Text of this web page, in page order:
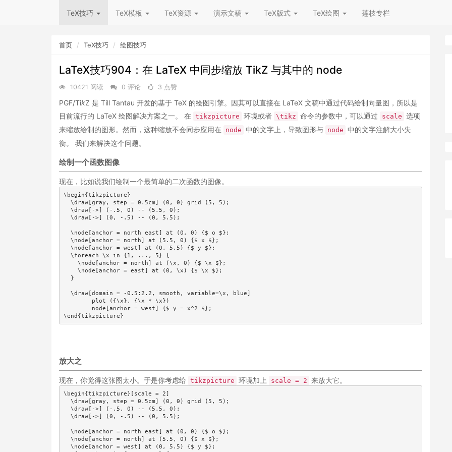
TeX技巧 TeX模板 TeX资源 演示文稿 TeX版式 TeX绘图 莲枝专栏
首页 TeX技巧 绘图技巧
LaTeX技巧904：在 LaTeX 中同步缩放 TikZ 与其中的 node
10421 阅读 0 评论 3 点赞
PGF/TikZ 是 Till Tantau 开发的基于 TeX 的绘图引擎。因其可以直接在 LaTeX 文稿中通过代码绘制向量图，所以是
目前流行的 LaTeX 绘图解决方案之一。 在 tikzpicture 环境或者 \tikz 命令的参数中，可以通过 scale 选项
来缩放绘制的图形。然而，这种缩放不会同步应用在 node 中的文字上，导致图形与 node 中的文字注解大小失
衡。 我们来解决这个问题。
绘制一个函数图像
现在，比如说我们绘制一个最简单的二次函数的图像。
\begin{tikzpicture}
  \draw[gray, step = 0.5cm] (0, 0) grid (5, 5);
  \draw[->] (-.5, 0) -- (5.5, 0);
  \draw[->] (0, -.5) -- (0, 5.5);
  \node[anchor = north east] at (0, 0) {$ o $};
  \node[anchor = north] at (5.5, 0) {$ x $};
  \node[anchor = west] at (0, 5.5) {$ y $};
  \foreach \x in {1, ..., 5} {
    \node[anchor = north] at (\x, 0) {$ \x $};
    \node[anchor = east] at (0, \x) {$ \x $};
  }
  \draw[domain = -0.5:2.2, smooth, variable=\x, blue]
        plot ({\x}, {\x * \x})
        node[anchor = west] {$ y = x^2 $};
\end{tikzpicture}
放大之
现在，你觉得这张图太小。于是你考虑给 tikzpicture 环境加上 scale = 2 来放大它。
\begin{tikzpicture}[scale = 2]
  \draw[gray, step = 0.5cm] (0, 0) grid (5, 5);
  \draw[->] (-.5, 0) -- (5.5, 0);
  \draw[->] (0, -.5) -- (0, 5.5);
  \node[anchor = north east] at (0, 0) {$ o $};
  \node[anchor = north] at (5.5, 0) {$ x $};
  \node[anchor = west] at (0, 5.5) {$ y $};